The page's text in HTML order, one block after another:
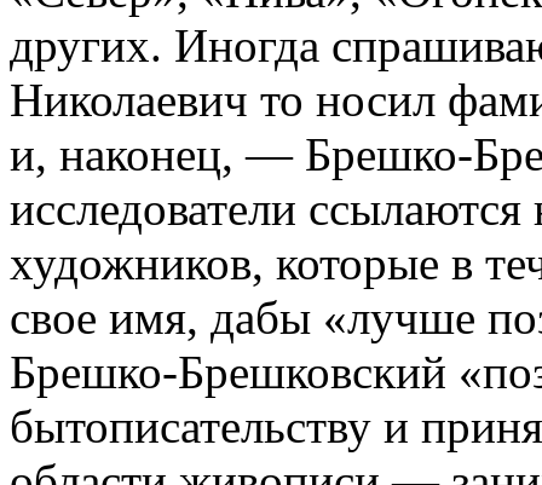
других. Иногда
Николаевич то носил
и, наконец, — Брешко-
исследователи
художников, которые в
свое имя, дабы «лучше
Брешко-Брешковский
бытописательству и